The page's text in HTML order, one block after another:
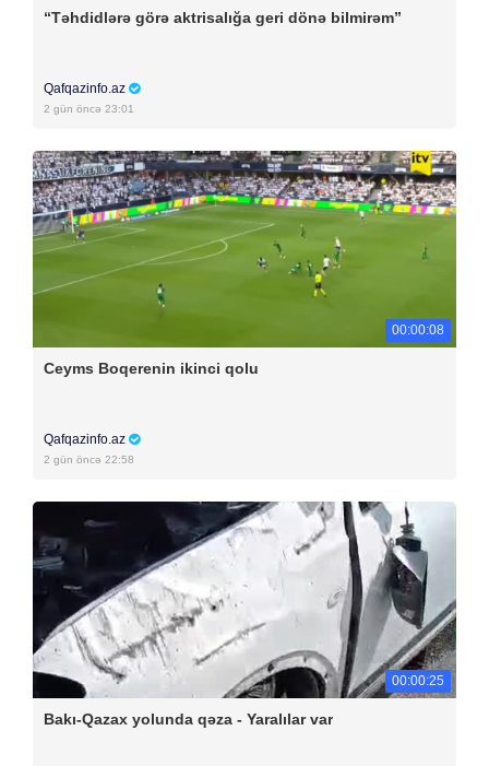
“Təhdidlərə görə aktrisalığa geri dönə bilmirəm”
Qafqazinfo.az
2 gün öncə 23:01
00:00:08
Ceyms Boqerenin ikinci qolu
Qafqazinfo.az
2 gün öncə 22:58
00:00:25
Bakı-Qazax yolunda qəza - Yaralılar var